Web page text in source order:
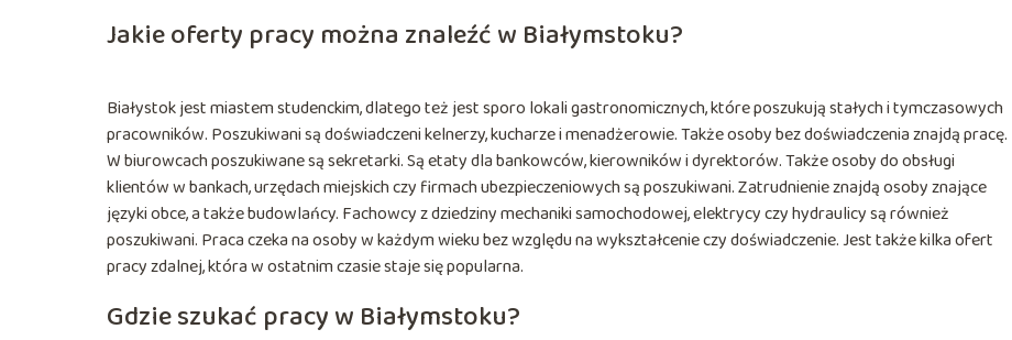
Jakie oferty pracy można znaleźć w Białymstoku?
Białystok jest miastem studenckim, dlatego też jest sporo lokali gastronomicznych, które poszukują stałych i tymczasowych
pracowników. Poszukiwani są doświadczeni kelnerzy, kucharze i menadżerowie. Także osoby bez doświadczenia znajdą pracę.
W biurowcach poszukiwane są sekretarki. Są etaty dla bankowców, kierowników i dyrektorów. Także osoby do obsługi
klientów w bankach, urzędach miejskich czy firmach ubezpieczeniowych są poszukiwani. Zatrudnienie znajdą osoby znające
języki obce, a także budowlańcy. Fachowcy z dziedziny mechaniki samochodowej, elektrycy czy hydraulicy są również
poszukiwani. Praca czeka na osoby w każdym wieku bez względu na wykształcenie czy doświadczenie. Jest także kilka ofert
pracy zdalnej, która w ostatnim czasie staje się popularna.
Gdzie szukać pracy w Białymstoku?